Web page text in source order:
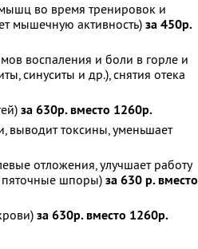
во время тренировок и
мышечную активность) за 450р.
воспаления и боли в горле и
синуситы и др.), снятия отека
за 630р. вместо 1260р.
выводит токсины, уменьшает
отложения, улучшает работу
пяточные шпоры) за 630 р. вместо
за 630р. вместо 1260р.